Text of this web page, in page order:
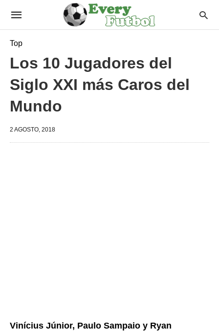
Top
Los 10 Jugadores del
Siglo XXI más Caros del
Mundo
2 AGOSTO, 2018
Vinícius Júnior, Paulo Sampaio y Ryan